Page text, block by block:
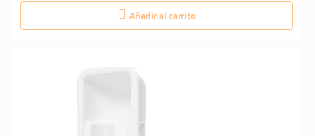
Añadir al carrito